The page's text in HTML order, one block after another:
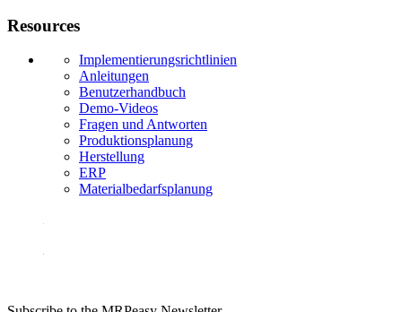
Resources
Implementierungsrichtlinien
Anleitungen
Benutzerhandbuch
Demo-Videos
Fragen und Antworten
Produktionsplanung
Herstellung
ERP
Materialbedarfsplanung